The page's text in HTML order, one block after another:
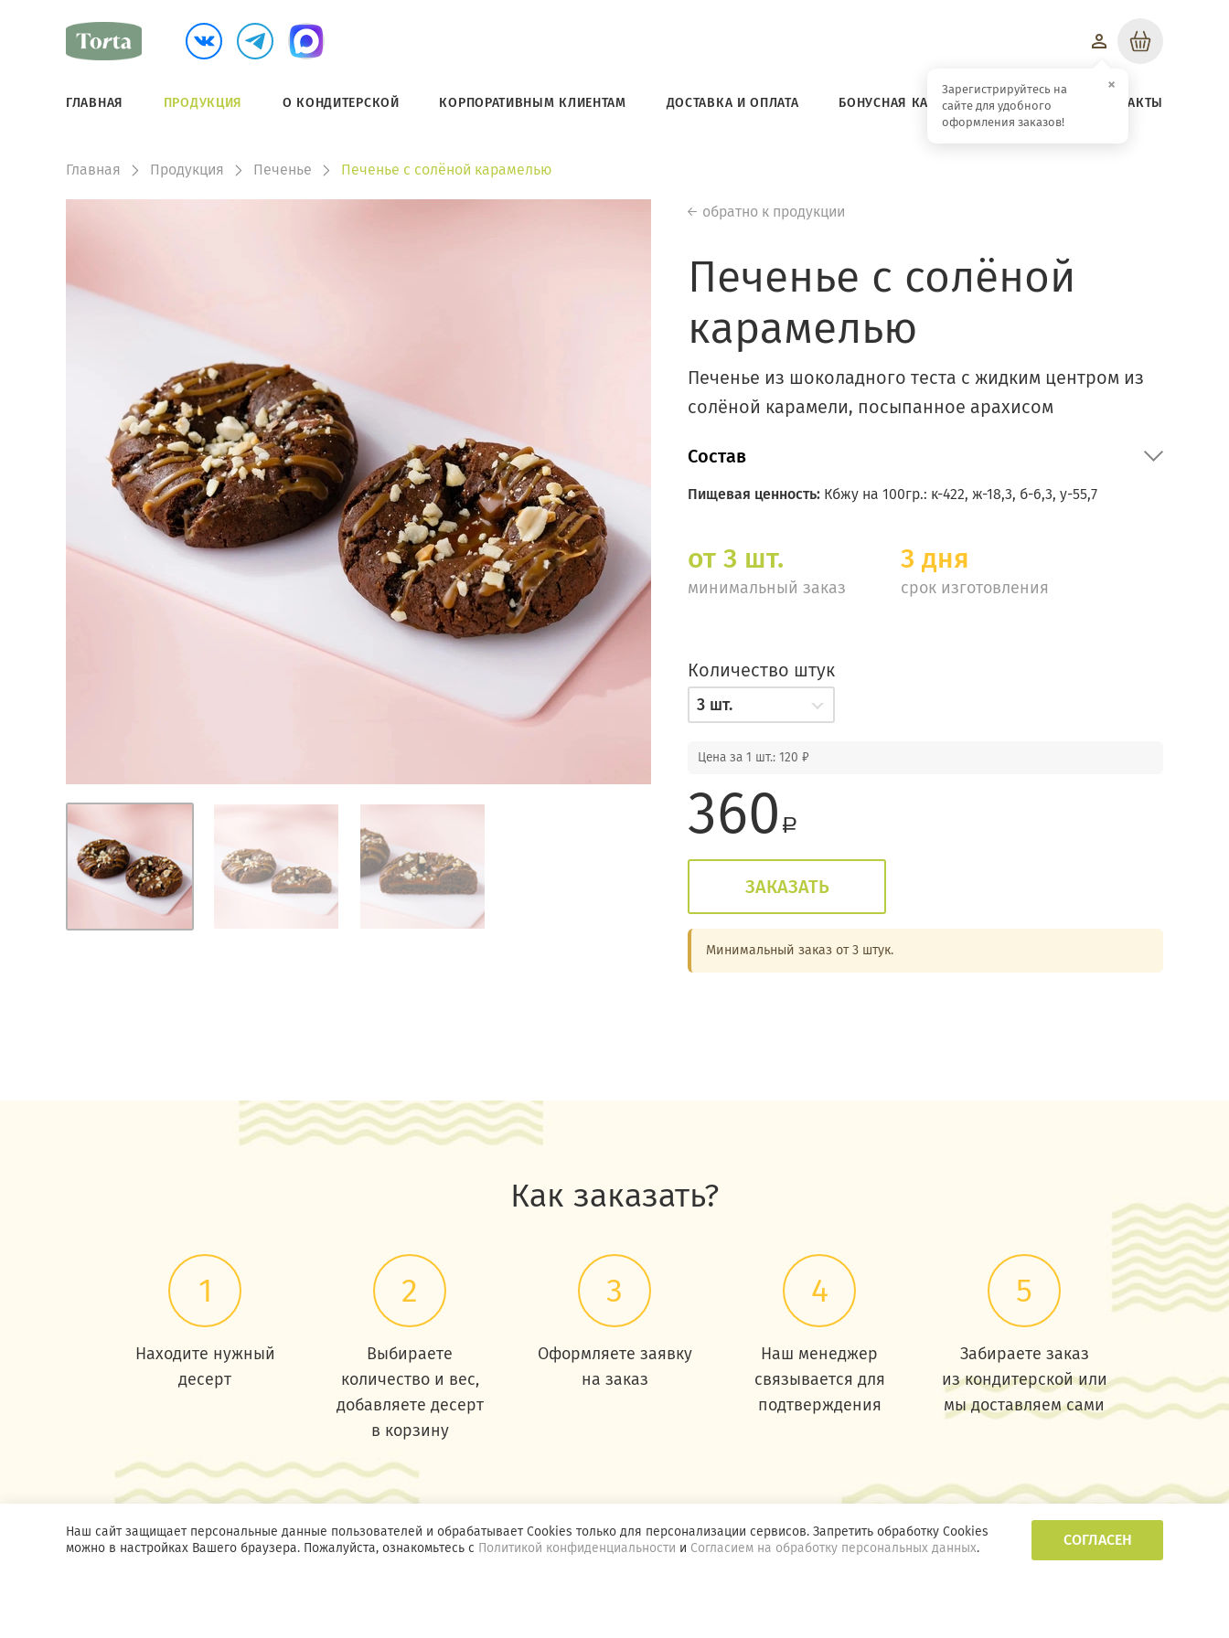
Наш сайт защищает персональные данные пользователей и обрабатывает Cookies только для персонализации сервисов. Запретить обработку Cookies
можно в настройках Вашего браузера. Пожалуйста, ознакомьтесь с Политикой конфиденциальности и Согласием на обработку персональных данных. СОГЛАСЕН
×
Зарегистрируйтесь на
сайте для удобного
оформления заказов!
Корзина
ГЛАВНАЯ ПРОДУКЦИЯ О КОНДИТЕРСКОЙ КОРПОРАТИВНЫМ КЛИЕНТАМ ДОСТАВКА И ОПЛАТА БОНУСНАЯ КАРТА ЗАВТРАКИ КОНТАКТЫ
Главная Продукция Печенье Печенье с солёной карамелью
обратно к продукции
Печенье с солёной
карамелью
Печенье из шоколадного теста с жидким центром из
солёной карамели, посыпанное арахисом
Состав
Пищевая ценность: Кбжу на 100гр.: к-422, ж-18,3, б-6,3, у-55,7
от 3 шт.
минимальный заказ
3 дня
срок изготовления
Количество штук
3 шт.
Цена за 1 шт.: 120 ₽
360 a
ЗАКАЗАТЬ
Минимальный заказ от 3 штук.
Как заказать?
1
Находите нужный
десерт
2
Выбираете
количество и вес,
добавляете десерт
в корзину
3
Оформляете заявку
на заказ
4
Наш менеджер
связывается для
подтверждения
5
Забираете заказ
из кондитерской или
мы доставляем сами